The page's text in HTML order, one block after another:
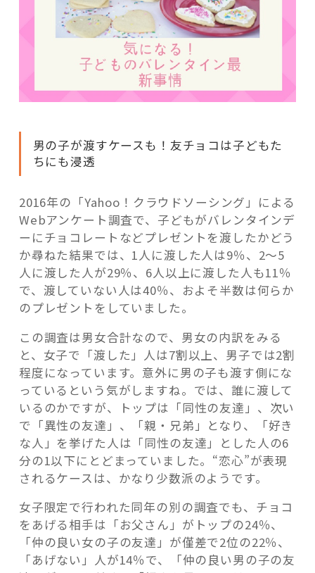
男の子が渡すケースも！友チョコは子どもた
ちにも浸透
2016年の「Yahoo！クラウドソーシング」による
Webアンケート調査で、子どもがバレンタインデ
ーにチョコレートなどプレゼントを渡したかどう
か尋ねた結果では、1人に渡した人は9％、2～5
人に渡した人が29％、6人以上に渡した人も11％
で、渡していない人は40％、およそ半数は何らか
のプレゼントをしていました。
この調査は男女合計なので、男女の内訳をみる
と、女子で「渡した」人は7割以上、男子では2割
程度になっています。意外に男の子も渡す側にな
っているという気がしますね。では、誰に渡して
いるのかですが、トップは「同性の友達」、次い
で「異性の友達」、「親・兄弟」となり、「好き
な人」を挙げた人は「同性の友達」とした人の6
分の1以下にとどまっていました。“恋心”が表現
されるケースは、かなり少数派のようです。
女子限定で行われた同年の別の調査でも、チョコ
をあげる相手は「お父さん」がトップの24％、
「仲の良い女の子の友達」が僅差で2位の22％、
「あげない」人が14％で、「仲の良い男の子の友